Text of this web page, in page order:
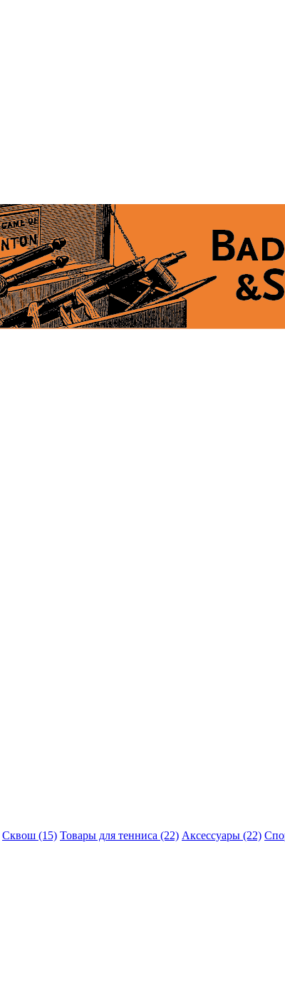
Сквош (15) Товары для тенниса (22) Аксессуары (22)